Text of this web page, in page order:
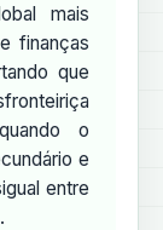
mais
finanças
que
o
e
entre